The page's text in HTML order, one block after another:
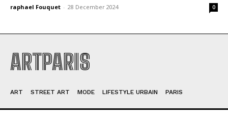
raphael Fouquet - 28 December 2024 0
ARTPARIS
ART STREET ART MODE LIFESTYLE URBAIN PARIS